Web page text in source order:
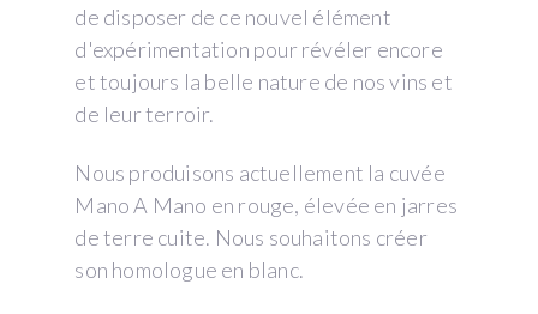
de disposer de ce nouvel élément
d'expérimentation pour révéler encore
et toujours la belle nature de nos vins et
de leur terroir.
Nous produisons actuellement la cuvée
Mano A Mano en rouge, élevée en jarres
de terre cuite. Nous souhaitons créer
son homologue en blanc.